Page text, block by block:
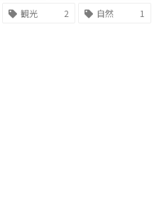
観光 2 自然 1